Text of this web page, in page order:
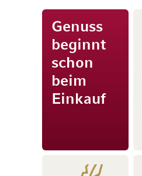
Genuss
beginnt
schon
beim
Einkauf